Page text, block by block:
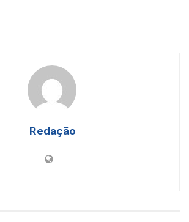
Redação